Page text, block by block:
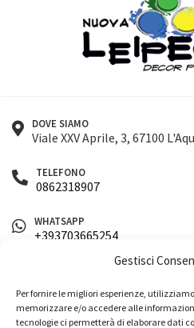
Gestisci
Per fornire le migliori esperienze,
memorizzare e/o accedere alle
tecnologie ci permetterà di elaborare dati
DOVE SIAMO
Viale XXV Aprile, 3, 67100
TELEFONO
0862318907
WHATSAPP
+393703665254
SEGUICI SUI SOCIAL